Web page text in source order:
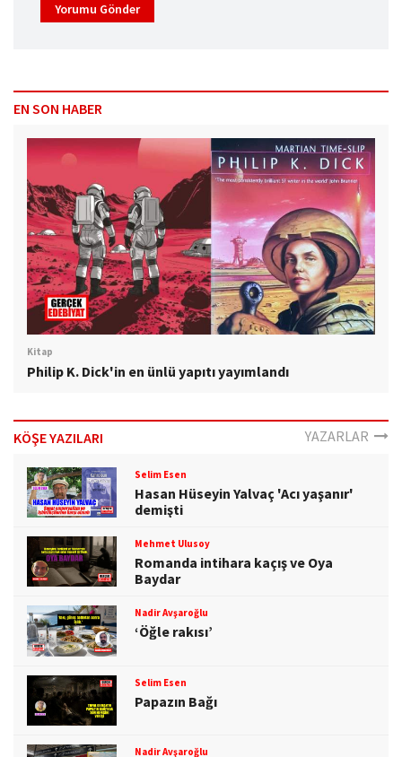
Yorumu Gönder
EN SON HABER
Kitap
Philip K. Dick'in en ünlü yapıtı yayımlandı
KÖŞE YAZILARI YAZARLAR
Selim Esen
Hasan Hüseyin Yalvaç 'Acı yaşanır'
demişti
Mehmet Ulusoy
Romanda intihara kaçış ve Oya
Baydar
Nadir Avşaroğlu
‘Öğle rakısı’
Selim Esen
Papazın Bağı
Nadir Avşaroğlu